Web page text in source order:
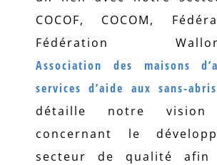
COCOF, COCOM,
Fédération
Association des maisons
services d’aide aux sans-
détaille notre vision
concernant le
secteur de qualité afin